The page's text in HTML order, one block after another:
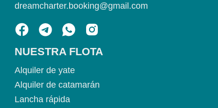
NUESTRA FLOTA
Alquiler de yate
Alquiler de catamarán
Lancha rápida
dreamcharter.booking@gmail.com